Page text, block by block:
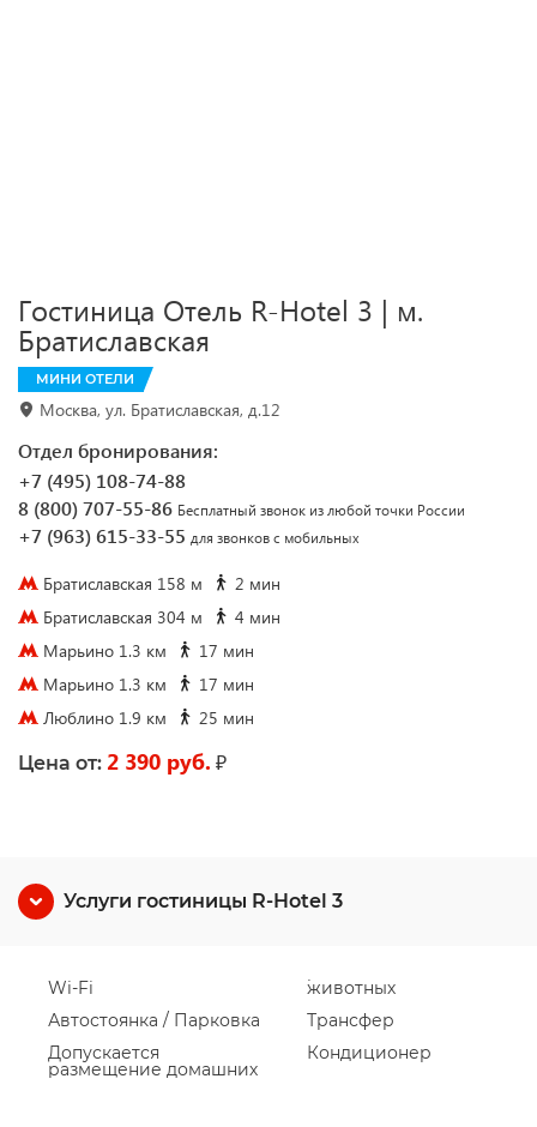
Гостиница Отель R-Hotel 3 | м.
Братиславская
МИНИ ОТЕЛИ
Москва, ул. Братиславская, д.12
Отдел бронирования:
+7 (495) 108-74-88
8 (800) 707-55-86 Бесплатный звонок из любой точки России
+7 (963) 615-33-55 для звонков с мобильных
Братиславская 158 м
2 мин
Братиславская 304 м
4 мин
Марьино 1.3 км
17 мин
Марьино 1.3 км
17 мин
Люблино 1.9 км
25 мин
Цена от: 2 390 руб. ₽
Услуги гостиницы R-Hotel 3
Wi-Fi
Автостоянка / Парковка
Допускается
размещение домашних
животных
Трансфер
Кондиционер